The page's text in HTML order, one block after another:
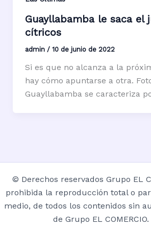
Guayllabamba le saca el
cítricos
admin / 10 de junio de 2022
Si es que no alcanza a la
hay cómo apuntarse a otra.
Guayllabamba se caracteriza
© Derechos reservados Grupo EL
prohibida la reproducción total o
medio, de todos los contenidos sin
de Grupo EL